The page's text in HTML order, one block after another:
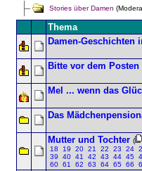
Stories über Damen
Thema
Damen-Geschichten
Bitte vor dem Posten
Mel ... wenn das
Das
Mutter und Tochter (
18
19 20 21 22 23 24
39
40 41 42 43 44 45
60 61 62 63 64 65 66